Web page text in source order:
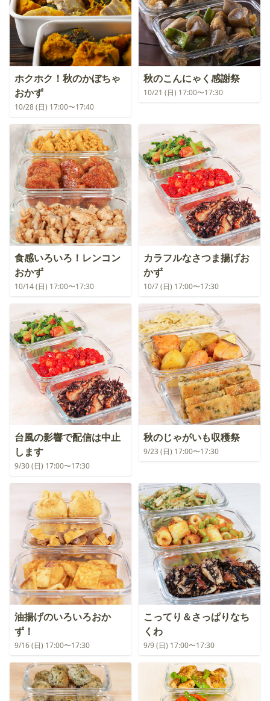
ホクホク！秋のかぼちゃ
おかず
10/28 (日) 17:00〜17:40
秋のこんにゃく感謝祭
10/21 (日) 17:00〜17:30
食感いろいろ！レンコン
おかず
10/14 (日) 17:00〜17:30
カラフルなさつま揚げお
かず
10/7 (日) 17:00〜17:30
台風の影響で配信は中止
します
9/30 (日) 17:00〜17:30
秋のじゃがいも収穫祭
9/23 (日) 17:00〜17:30
油揚げのいろいろおか
ず！
9/16 (日) 17:00〜17:30
こってり＆さっぱりなち
くわ
9/9 (日) 17:00〜17:30